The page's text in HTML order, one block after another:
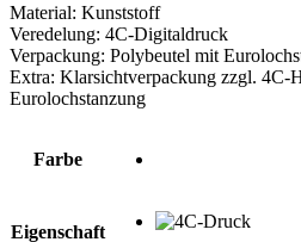
Material: Kunststoff
Veredelung: 4C-Digitaldruck
Verpackung: Polybeutel mit
Extra: Klarsichtverpackung zzgl. 4C-
Eurolochstanzung
Farbe
Eigenschaft